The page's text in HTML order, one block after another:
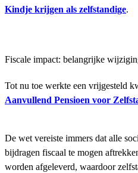
Kindje krijgen als zelfstandige.
Fiscale impact: belangrijke
Tot nu toe werkte een vrijgesteld
Aanvullend Pensioen voor
De wet vereiste immers dat alle
bijdragen fiscaal te mogen
worden afgeleverd, waardoor